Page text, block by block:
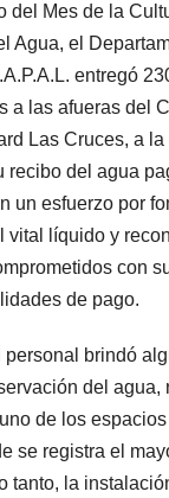
del Mes de la
Agua, el
entregó
a las afueras del
Las Cruces, a
recibo del agua
un esfuerzo por
vital líquido y
con
de pago.
personal brindó
del agua,
de los espacios
se registra el
tanto, la